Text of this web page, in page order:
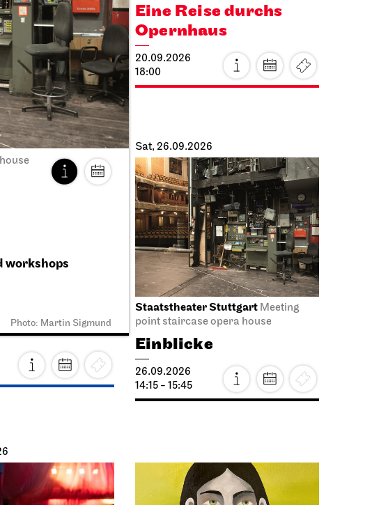
workshops
Photo: Martin Sigmund
the
Eine Reise durchs
Opernhaus
20.09.2026
18:00
Sat, 26.09.2026
Staatstheater Stuttgart Meeting
point staircase opera house
Einblicke
26.09.2026
14:15 - 15:45